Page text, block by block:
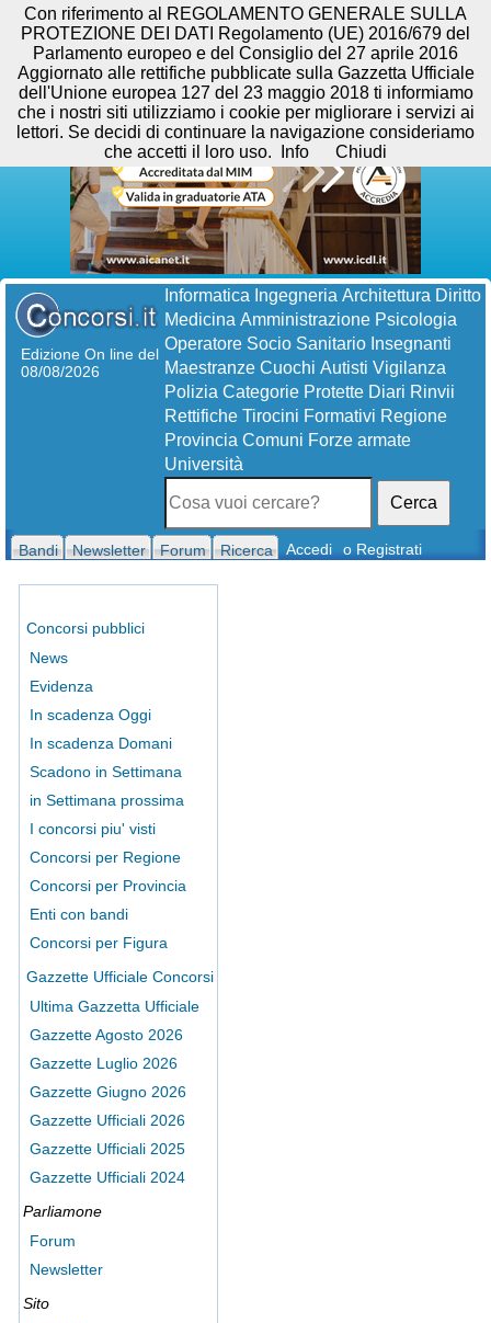
Edizione On line del
08/08/2026
Informatica Ingegneria Architettura Diritto
Medicina Amministrazione Psicologia
Operatore Socio Sanitario Insegnanti
Maestranze Cuochi Autisti Vigilanza
Polizia Categorie Protette Diari Rinvii
Rettifiche Tirocini Formativi Regione
Provincia Comuni Forze armate
Università
Cerca
Bandi Newsletter Forum Ricerca Accedi o Registrati
Concorsi pubblici
News
Evidenza
In scadenza Oggi
In scadenza Domani
Scadono in Settimana
in Settimana prossima
I concorsi piu' visti
Concorsi per Regione
Concorsi per Provincia
Enti con bandi
Concorsi per Figura
Gazzette Ufficiale Concorsi
Ultima Gazzetta Ufficiale
Gazzette Agosto 2026
Gazzette Luglio 2026
Gazzette Giugno 2026
Gazzette Ufficiali 2026
Gazzette Ufficiali 2025
Gazzette Ufficiali 2024
Parliamone
Forum
Newsletter
Sito
Con riferimento al REGOLAMENTO GENERALE SULLA
PROTEZIONE DEI DATI Regolamento (UE) 2016/679 del
Parlamento europeo e del Consiglio del 27 aprile 2016
Aggiornato alle rettifiche pubblicate sulla Gazzetta Ufficiale
dell'Unione europea 127 del 23 maggio 2018 ti informiamo
che i nostri siti utilizziamo i cookie per migliorare i servizi ai
lettori. Se decidi di continuare la navigazione consideriamo
che accetti il loro uso.
Info Chiudi